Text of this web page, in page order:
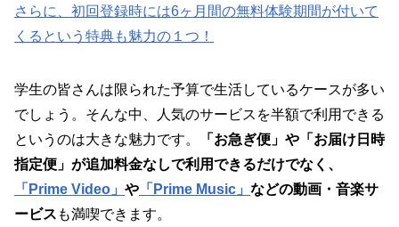
さらに、初回登録時には6ヶ月間の無料体験期間が付いて
くるという特典も魅力の１つ！
学生の皆さんは限られた予算で生活しているケースが多い
でしょう。そんな中、人気のサービスを半額で利用できる
というのは大きな魅力です。
「お急ぎ便」や「お届け日時
指定便」が追加料金なしで利用できるだけでなく、
「Prime Video」 や 「Prime Music」 などの動画・音楽サ
ービス も満喫できます。